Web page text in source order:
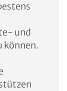
und
können.